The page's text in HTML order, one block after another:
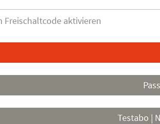
Freischaltcode aktivieren
Testabo |